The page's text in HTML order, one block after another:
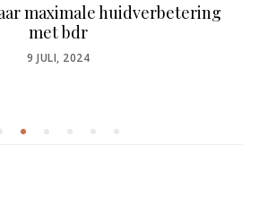
maximale huidverbetering
met bdr
POSTED
9 JULI, 2024